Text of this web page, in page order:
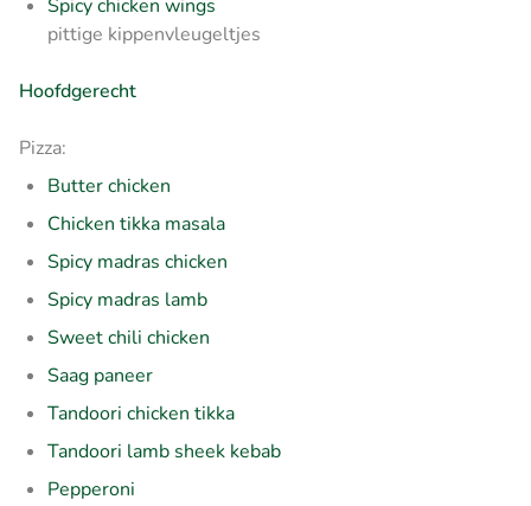
Spicy chicken wings
pittige kippenvleugeltjes
Hoofdgerecht
Pizza:
Butter chicken
Chicken tikka masala
Spicy madras chicken
Spicy madras lamb
Sweet chili chicken
Saag paneer
Tandoori chicken tikka
Tandoori lamb sheek kebab
Pepperoni